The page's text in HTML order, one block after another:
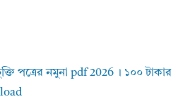
পত্রের নমুনা pdf 2026 । ১০০ টাকার